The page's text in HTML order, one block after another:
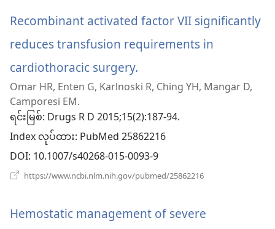
တယ်)
နေ
ပါ
တယ်)
Recombinant activated factor VII significantly
reduces transfusion requirements in
cardiothoracic surgery.
အသစ်
ဖွ
င့်
နေ
ပါ
တယ်)
Omar HR, Enten G, Karlnoski R, Ching YH, Mangar D,
Camporesi EM.
ရင်းမြစ်‎: Drugs R D 2015;15(2):187-94.
Index လုပ်ထား‎: PubMed 25862216
DOI‎: 10.1007/s40268-015-0093-9
https://www.ncbi.nlm.nih.gov/pubmed/25862216
နေ
Hemostatic management of severe